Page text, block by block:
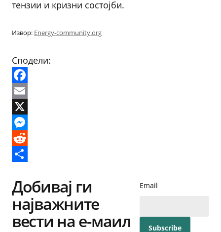
тензии и кризни состојби.
Извор: Energy-community.org
Сподели:
Facebook
Email
X
Messenger
Reddit
Добивај ги
најважните
вести на е-маил
Email